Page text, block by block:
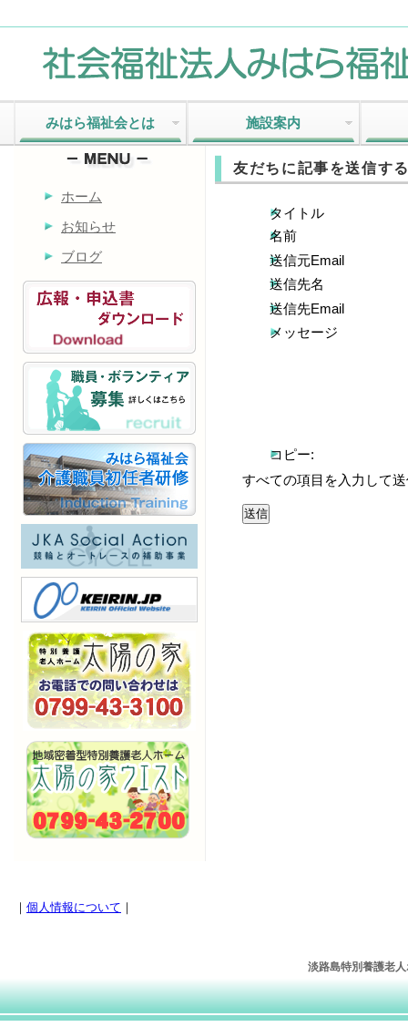
みはら福祉会とは 施設案内
ホーム
お知らせ
ブログ
友だちに記事を送信す
タイトル
名前
送信元Email
送信先名
送信先Email
メッセージ
コピー:
すべての項目を入力して
｜ 個人情報について ｜
淡路島特別養護老